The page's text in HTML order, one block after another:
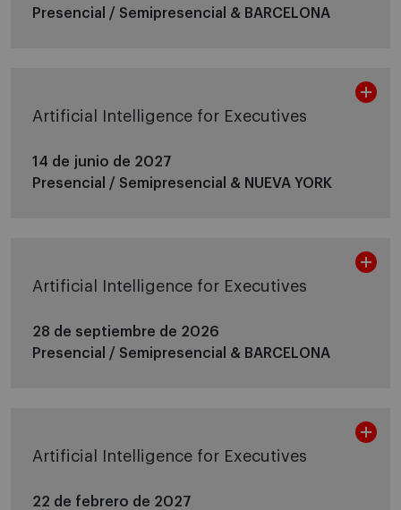
Presencial / Semipresencial & BARCELONA
Artificial Intelligence for Executives
14 de junio de 2027
Presencial / Semipresencial & NUEVA YORK
Artificial Intelligence for Executives
28 de septiembre de 2026
Presencial / Semipresencial & BARCELONA
Artificial Intelligence for Executives
22 de febrero de 2027